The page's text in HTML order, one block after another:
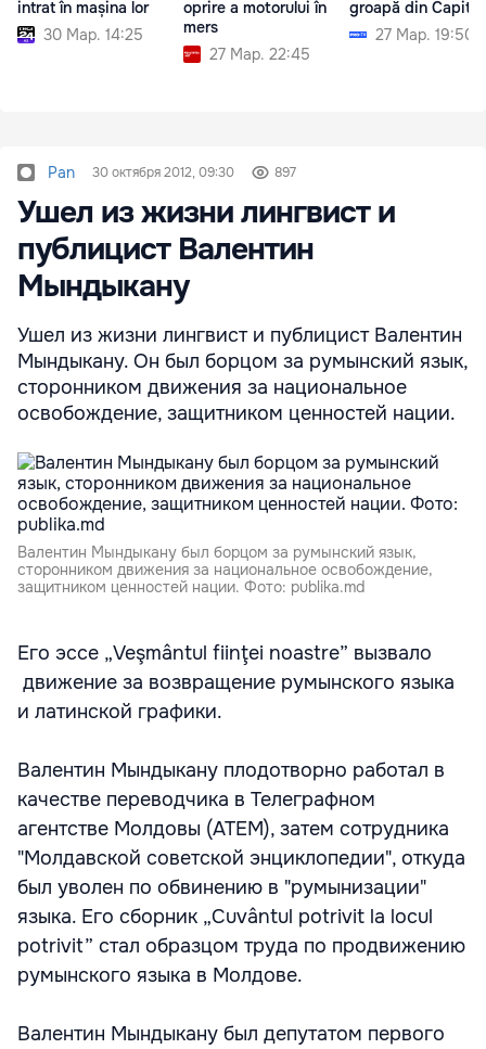
intrat în mașina lor
30 Мар. 14:25
oprire a motorului în
mers
27 Мар. 22:45
groapă din
27 Мар. 19:50
Pan 30 октября 2012, 09:30 897
Ушел из жизни лингвист и
публицист Валентин
Мындыкану
Ушел из жизни лингвист и публицист Валентин
Мындыкану. Он был борцом за румынский язык,
сторонником движения за национальное
освобождение, защитником ценностей нации.
Валентин Мындыкану был борцом за румынский язык,
сторонником движения за национальное освобождение,
защитником ценностей нации. Фото: publika.md
Его эссе „Veşmântul fiinţei noastre” вызвало
движение за возвращение румынского языка
и латинской графики.
Валентин Мындыкану плодотворно работал в
качестве переводчика в Телеграфном
агентстве Молдовы (ATEM), затем сотрудника
"Молдавской советской энциклопедии", откуда
был уволен по обвинению в "румынизации"
языка. Его сборник „Cuvântul potrivit la locul
potrivit” стал образцом труда по продвижению
румынского языка в Молдове.
Валентин Мындыкану был депутатом первого